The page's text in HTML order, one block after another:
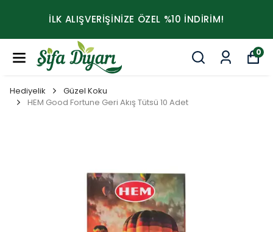
İLK ALIŞVERİŞİNİZE ÖZEL %10 İNDİRİM!
0
Hediyelik
Güzel Koku
HEM Good Fortune Geri Akış Tütsü 10 Adet